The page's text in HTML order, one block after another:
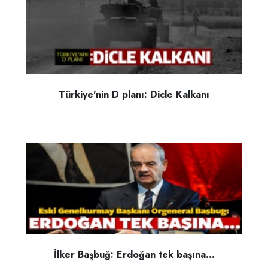
Türkiye'nin D planı: Dicle Kalkanı
İlker Başbuğ: Erdoğan tek başına...